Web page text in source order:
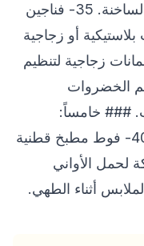
أكواب كبيرة (ماجات) للمشروبات الساخنة. 35- فناجين
أنيق. 36- علب بلاستيكية أو زجاجية
في الثلاجة. 37- برطمانات زجاجية لتنظيم
سلال لتنظيم الخضروات
### خامساً:
المنسوجات والمستلزمات الأخرى 40- فوط مطبخ قطنية
لحمل الأواني